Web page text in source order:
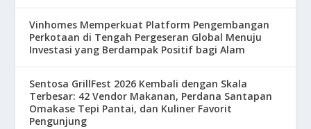
Vinhomes Memperkuat Platform Pengembangan
Perkotaan di Tengah Pergeseran Global Menuju
Investasi yang Berdampak Positif bagi Alam
Sentosa GrillFest 2026 Kembali dengan Skala
Terbesar: 42 Vendor Makanan, Perdana Santapan
Omakase Tepi Pantai, dan Kuliner Favorit
Pengunjung